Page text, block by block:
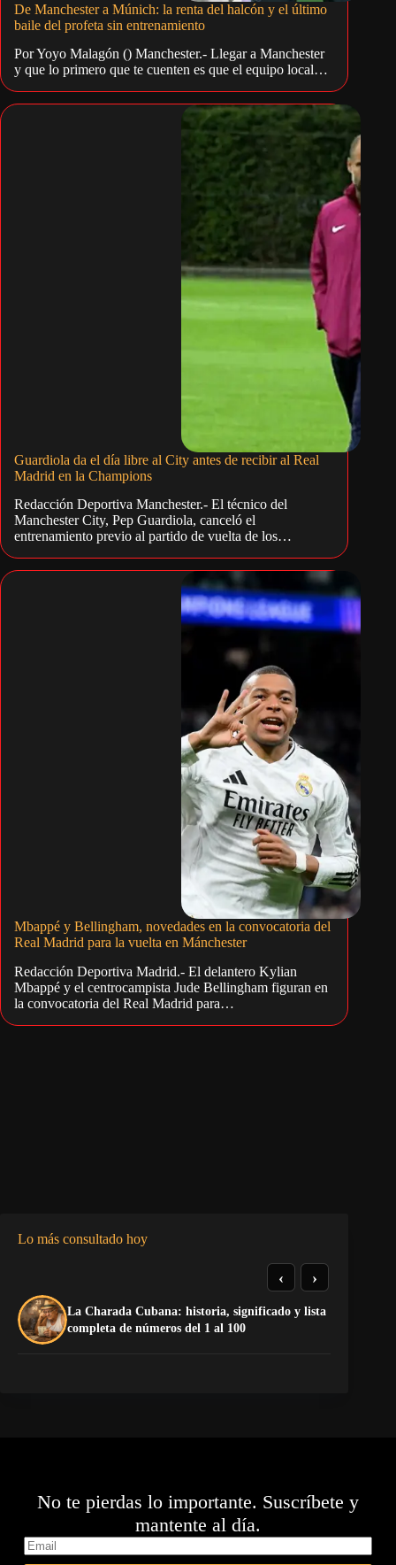
De Manchester a Múnich: la renta del halcón y el último
baile del profeta sin entrenamiento
Por Yoyo Malagón () Manchester.- Llegar a Manchester
y que lo primero que te cuenten es que el equipo local…
Guardiola da el día libre al City antes de recibir al Real
Madrid en la Champions
Redacción Deportiva Manchester.- El técnico del
Manchester City, Pep Guardiola, canceló el
entrenamiento previo al partido de vuelta de los…
Mbappé y Bellingham, novedades en la convocatoria del
Real Madrid para la vuelta en Mánchester
Redacción Deportiva Madrid.- El delantero Kylian
Mbappé y el centrocampista Jude Bellingham figuran en
la convocatoria del Real Madrid para…
Lo más consultado hoy
La Charada Cubana: historia, significado y lista
completa de números del 1 al 100
‹ ›
No te pierdas lo importante. Suscríbete y
mantente al día.